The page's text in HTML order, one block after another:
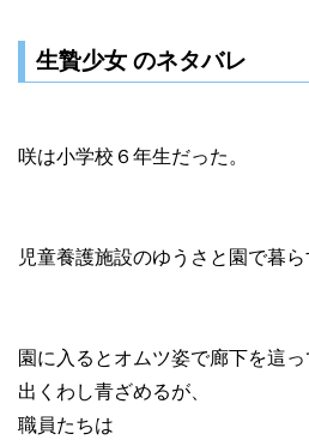
生贄少女 のネタバレ
咲は小学校６年生だった。
児童養護施設のゆうさと園で暮ら
園に入るとオムツ姿で廊下を這
出くわし青ざめるが、
職員たちは